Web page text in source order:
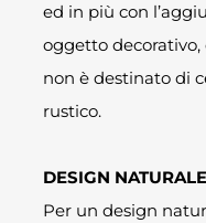
ed in più con
oggetto
non è destinato di
rustico.
DESIGN NATURALE
Per un design